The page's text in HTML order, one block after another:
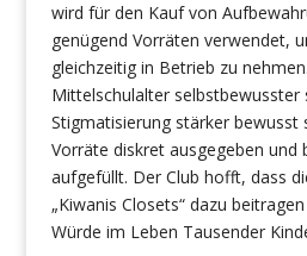
wird für den Kauf von
genügend Vorräten verwendet,
gleichzeitig in Betrieb zu
Mittelschulalter selbstbewusster
Stigmatisierung stärker bewusst
Vorräte diskret ausgegeben und
aufgefüllt. Der Club hofft, dass
„Kiwanis Closets“ dazu
Würde im Leben Tausender